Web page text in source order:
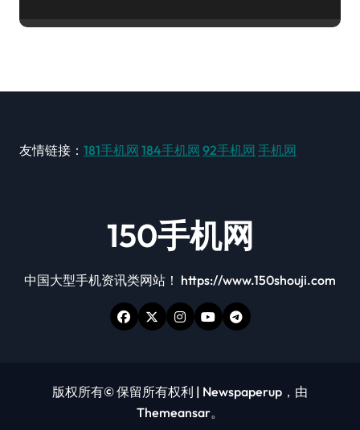
友情链接： 181手机网 184手机网 92手机网 手机网
150手机网
中国大型手机资讯类网站！ https://www.150shouji.com
版权所有© 保留所有权利 | Newspaperup ，由
Themeansar。